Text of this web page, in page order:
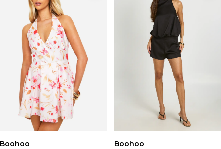
Boohoo
Boohoo